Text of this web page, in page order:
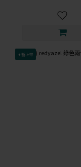
✦新上架